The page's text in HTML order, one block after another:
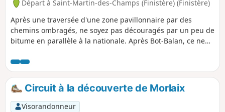
Départ à Saint-Martin-des-Champs (Finistère) (Finistère)
Après une traversée d'une zone pavillonnaire par des
chemins ombragés, ne soyez pas découragés par un peu de
bitume en parallèle à la nationale. Après Bot-Balan, ce ne
la Chapelle de la Salette, ce sera une magnifique allée
couverte qui vous ramènera au départ.
Circuit à la découverte de Morlaix
Visorandonneur